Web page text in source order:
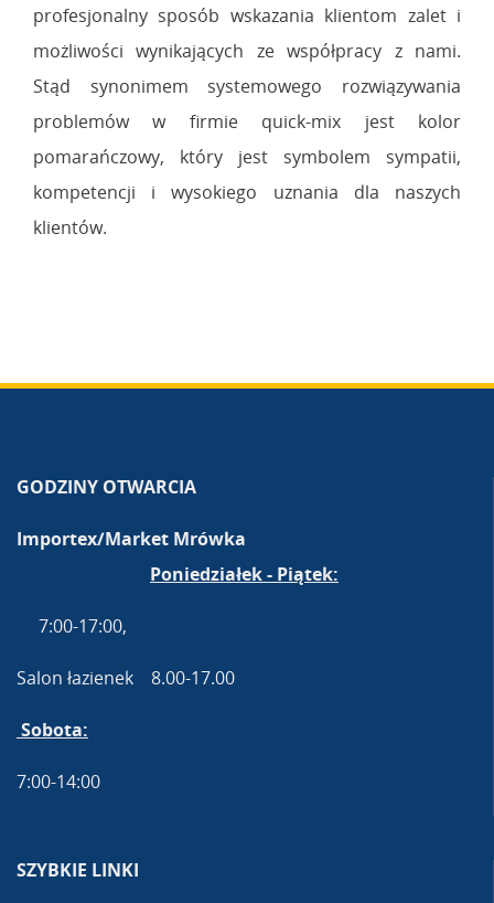
profesjonalny sposób wskazania klientom zalet i
możliwości wynikających ze współpracy z nami.
Stąd synonimem systemowego rozwiązywania
problemów w firmie quick-mix jest kolor
pomarańczowy, który jest symbolem sympatii,
kompetencji i wysokiego uznania dla naszych
klientów.
GODZINY OTWARCIA
Importex/Market Mrówka
Poniedziałek - Piątek:
7:00-17:00,
Salon łazienek 8.00-17.00
Sobota:
7:00-14:00
SZYBKIE LINKI